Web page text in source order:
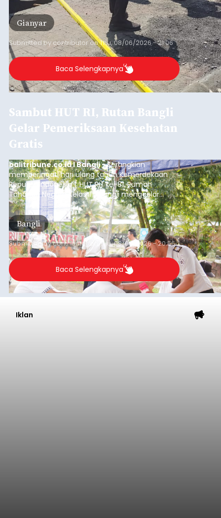
Gianyar
Submitted by contributoronThu, 08/06/2026 - 21:06
Baca Selengkapnya
Sambut HUT RI, Rutan Bangli
Gelar Pemeriksaan Kesehatan
Gratis
balitribune.co.id I Bangli -Serangkian
memperingati hari ulang tahun Kemerdekaan
Republik Indonesia ( HUT RI) ke-81, Rumah
Tahanan Negara Kelas II B Bangli menggelar
kegiatan pemeriksaan kesehatan gratis, Rabu
(6/8/2026).
Bangli
Submitted bycontributor Thu, 08/06/2026 - 20:56
Baca Selengkapnya
Iklan